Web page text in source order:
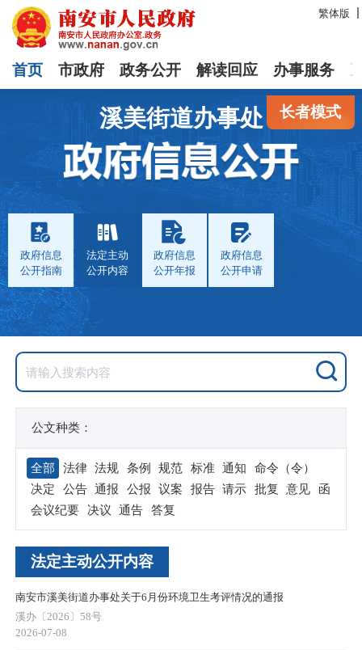
繁体版
首页 市政府 政务公开 解读回应 办事服务
长者模式
溪美街道办事处
政府信息
公开指南
法定主动
公开内容
政府信息
公开年报
政府信息
公开申请
公文种类：
全部 法律 法规 条例 规范 标准 通知
命令（令）
决定
公告 通报 公报 议案 报告 请示 批复 意见
函
会议纪要
决议 通告 答复
法定主动公开内容
南安市溪美街道办事处关于6月份环境卫生考评情况的通报
溪办〔2026〕58号
2026-07-08